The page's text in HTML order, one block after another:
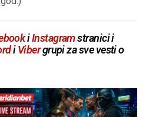
iInstagramstranici i
iVibergrupi za sve vesti o